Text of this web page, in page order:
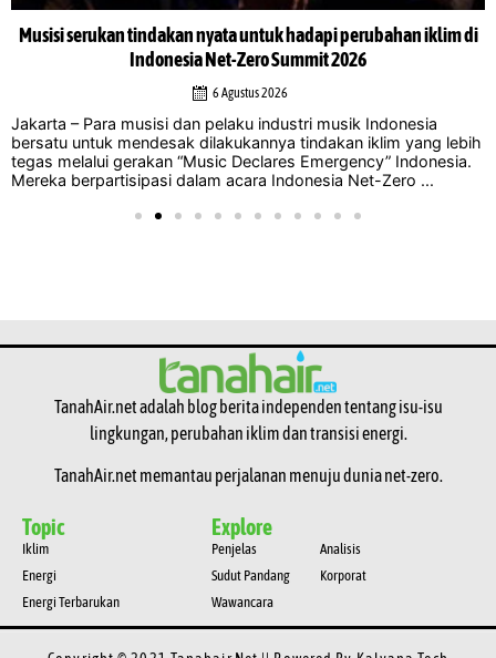
Musisi serukan tindakan nyata untuk hadapi perubahan iklim di
Indonesia Net-Zero Summit 2026
6 Agustus 2026
Jakarta – Para musisi dan pelaku industri musik Indonesia
bersatu untuk mendesak dilakukannya tindakan iklim yang lebih
tegas melalui gerakan “Music Declares Emergency” Indonesia.
Mereka berpartisipasi dalam acara Indonesia Net-Zero ...
TanahAir.net adalah blog berita independen tentang isu-isu
lingkungan, perubahan iklim dan transisi energi.
TanahAir.net memantau perjalanan menuju dunia net-zero.
Topic
Iklim
Energi
Energi Terbarukan
Explore
Penjelas
Sudut Pandang
Wawancara
Analisis
Korporat